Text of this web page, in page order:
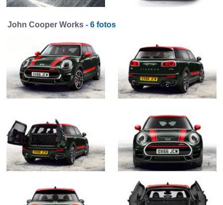
John Cooper Works - 6 fotos